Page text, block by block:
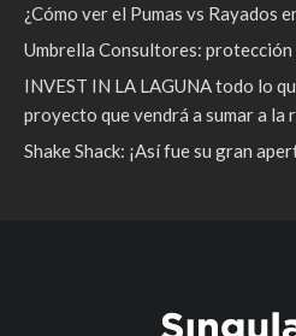
¿Cómo ver el Pumas vs Rayados
Umbrella Consultores:
INVEST IN LA LAGUNA todo lo
proyecto que vendrá a sumar a la
Shake Shack: ¡Así fue su gran